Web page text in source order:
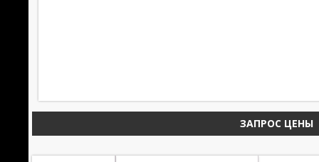
ЗАПРОС ЦЕНЫ